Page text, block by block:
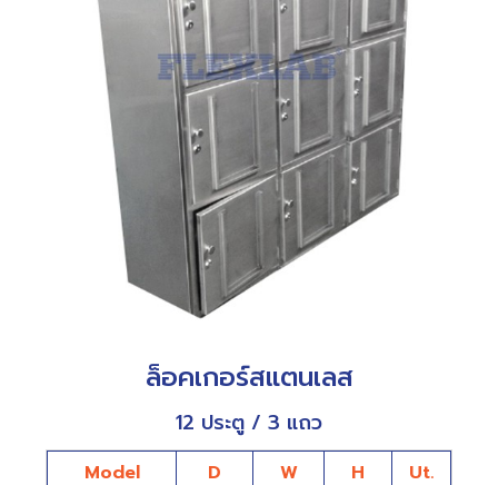
ล็อคเกอร์สแตนเลส
12 ประตู / 3 แถว
Model D W H Ut.